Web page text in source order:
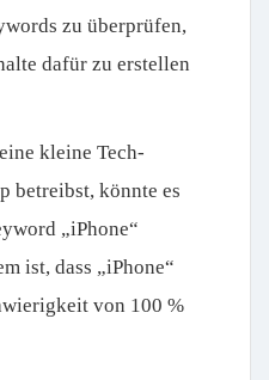
zu überprüfen,
dafür zu erstellen
kleine Tech-
betreibst, könnte es
„iPhone“
ist, dass „iPhone“
von 100 %